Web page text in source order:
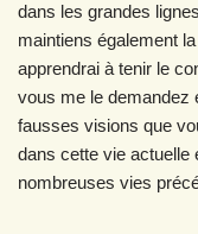
dans les grandes
maintiens également
apprendrai à tenir le
vous me le demandez
fausses visions que
dans cette vie actuelle
nombreuses vies